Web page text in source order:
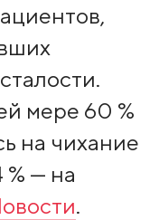
мере 60 %
на чихание
% — на
.